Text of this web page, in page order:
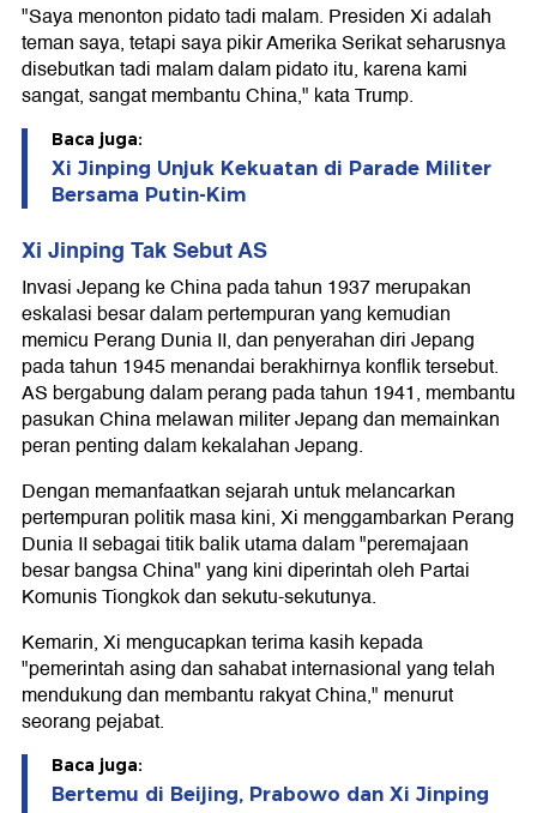
"Saya menonton pidato tadi malam. Presiden Xi adalah
teman saya, tetapi saya pikir Amerika Serikat seharusnya
disebutkan tadi malam dalam pidato itu, karena kami
sangat, sangat membantu China," kata Trump.
Baca juga:
Xi Jinping Unjuk Kekuatan di Parade Militer
Bersama Putin-Kim
Xi Jinping Tak Sebut AS
Invasi Jepang ke China pada tahun 1937 merupakan
eskalasi besar dalam pertempuran yang kemudian
memicu Perang Dunia II, dan penyerahan diri Jepang
pada tahun 1945 menandai berakhirnya konflik tersebut.
AS bergabung dalam perang pada tahun 1941, membantu
pasukan China melawan militer Jepang dan memainkan
peran penting dalam kekalahan Jepang.
Dengan memanfaatkan sejarah untuk melancarkan
pertempuran politik masa kini, Xi menggambarkan Perang
Dunia II sebagai titik balik utama dalam "peremajaan
besar bangsa China" yang kini diperintah oleh Partai
Komunis Tiongkok dan sekutu-sekutunya.
Kemarin, Xi mengucapkan terima kasih kepada
"pemerintah asing dan sahabat internasional yang telah
mendukung dan membantu rakyat China," menurut
seorang pejabat.
Baca juga:
Bertemu di Beijing, Prabowo dan Xi Jinping